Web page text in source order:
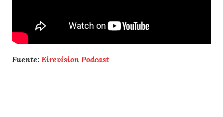
Fuente: Eirevision Podcast